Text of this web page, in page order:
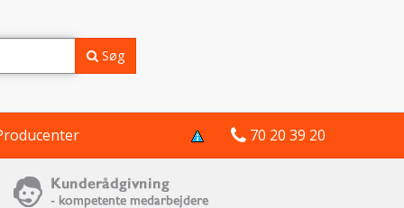
Søg
70 20 39 20